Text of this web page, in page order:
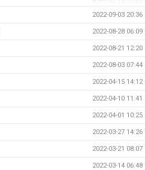
2022-09-03 20:36
2022-08-28 06:09
2022-08-21 12:20
2022-08-03 07:44
2022-04-15 14:12
2022-04-10 11:41
2022-04-01 10:25
2022-03-27 14:26
2022-03-21 08:07
2022-03-14 06:48